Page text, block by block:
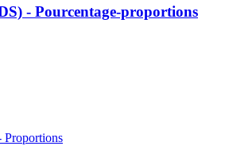
- Pourcentage-proportions
Proportions